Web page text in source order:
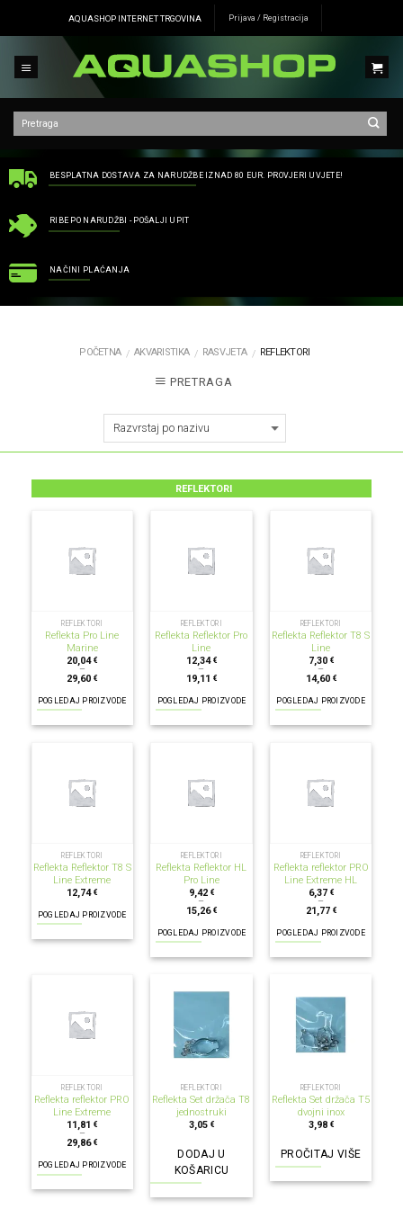
AQUASHOP INTERNET TRGOVINA Prijava / Registracija
BESPLATNA DOSTAVA ZA NARUDŽBE IZNAD 80 EUR. PROVJERI UVJETE!
RIBE PO NARUDŽBI - POŠALJI UPIT
NAČINI PLAĆANJA
POČETNA / AKVARISTIKA / RASVJETA / REFLEKTORI
PRETRAGA
REFLEKTORI
REFLEKTORI
Reflekta Pro Line
Marine
20,04€
–
29,60€
POGLEDAJ PROIZVODE
REFLEKTORI
Reflekta Reflektor Pro
Line
12,34 €
–
19,11 €
POGLEDAJ PROIZVODE
REFLEKTORI
Reflekta Reflektor T8 S
Line
7,30 €
–
14,60 €
POGLEDAJ PROIZVODE
REFLEKTORI
Reflekta Reflektor T8 S
Line Extreme
12,74€
POGLEDAJ PROIZVODE
REFLEKTORI
Reflekta Reflektor HL
Pro Line
9,42 €
–
15,26 €
POGLEDAJ PROIZVODE
REFLEKTORI
Reflekta reflektor PRO
Line Extreme HL
6,37 €
–
21,77 €
POGLEDAJ PROIZVODE
REFLEKTORI
Reflekta reflektor PRO
Line Extreme
11,81€
–
29,86€
POGLEDAJ PROIZVODE
REFLEKTORI
Reflekta Set držača T8
jednostruki
3,05 €
DODAJ U
KOŠARICU
NEMA NA ZALIHI
REFLEKTORI
Reflekta Set držača T5
dvojni inox
3,98 €
PROČITAJ VIŠE